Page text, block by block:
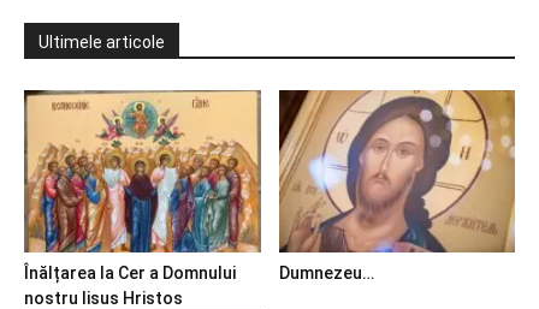
Ultimele articole
Înălțarea la Cer a Domnului
nostru Iisus Hristos
Dumnezeu…